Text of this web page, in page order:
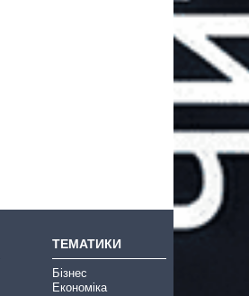
ТЕМАТИКИ
Бізнес
Економіка